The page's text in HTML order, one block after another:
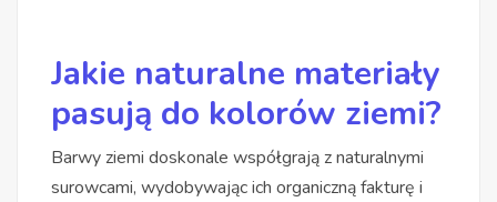
Jakie naturalne materiały
pasują do kolorów ziemi?
Barwy ziemi doskonale współgrają z naturalnymi
surowcami, wydobywając ich organiczną fakturę i